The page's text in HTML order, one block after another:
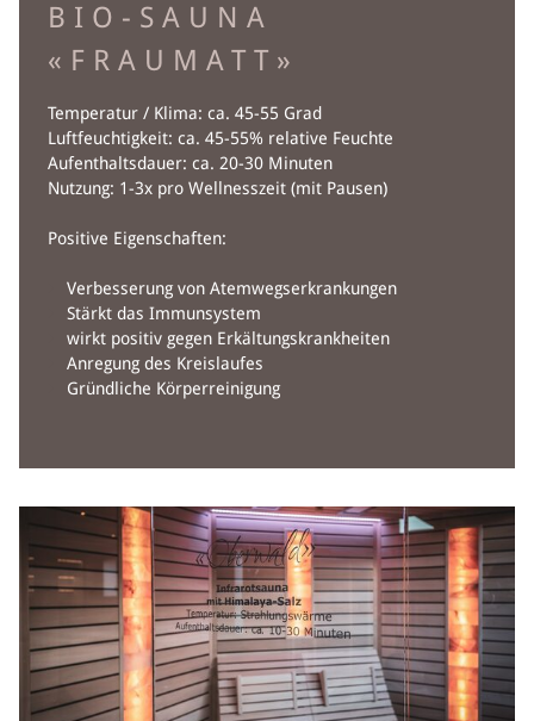
DOPPEL-
BIO-SAUNA
«FRAUMATT»
Temperatur / Klima: ca. 45-55 Grad
Luftfeuchtigkeit: ca. 45-55% relative Feuchte
Aufenthaltsdauer: ca. 20-30 Minuten
Nutzung: 1-3x pro Wellnesszeit (mit Pausen)
Positive Eigenschaften:
Verbesserung von Atemwegserkrankungen
Stärkt das Immunsystem
wirkt positiv gegen Erkältungskrankheiten
Anregung des Kreislaufes
Gründliche Körperreinigung